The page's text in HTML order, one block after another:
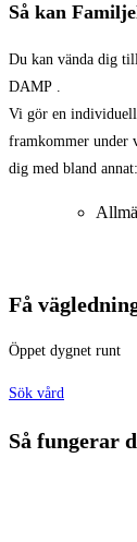
Så kan
Du kan vända dig
DAMP .
Vi gör en individuell
framkommer under
dig med bland annat:
Få
Öppet dygnet runt
Sök vård
Så fungerar